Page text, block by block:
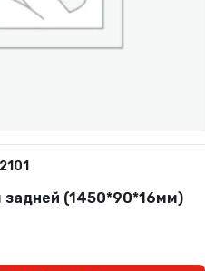
задней (1450*90*16мм)